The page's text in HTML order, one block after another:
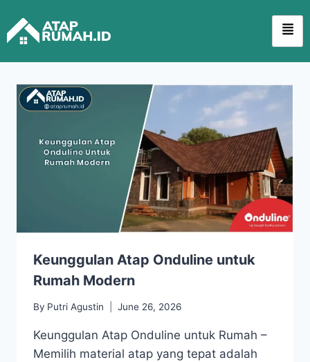
Keunggulan Atap Onduline untuk
Rumah Modern
By Putri Agustin June 26, 2026
Keunggulan Atap Onduline untuk Rumah –
Memilih material atap yang tepat adalah